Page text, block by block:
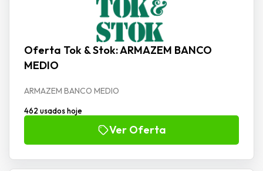
Oferta Tok & Stok: ARMAZEM BANCO
MEDIO
ARMAZEM BANCO MEDIO
462 usados hoje
Ver Oferta